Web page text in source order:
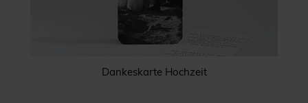
Dankeskarte Hochzeit